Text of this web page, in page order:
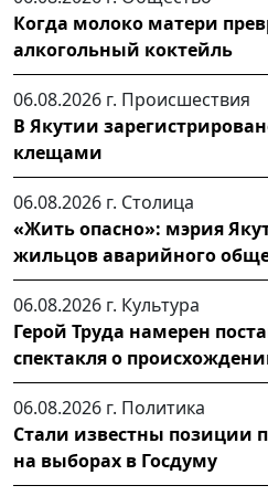
Когда молоко матери
алкогольный коктейль
06.08.2026 г. Происшествия
В Якутии
клещами
06.08.2026 г. Столица
«Жить опасно»: мэрия
жильцов аварийного
06.08.2026 г. Культура
Герой Труда намерен
спектакля о
06.08.2026 г. Политика
Стали известны позиции
на выборах в Госдуму